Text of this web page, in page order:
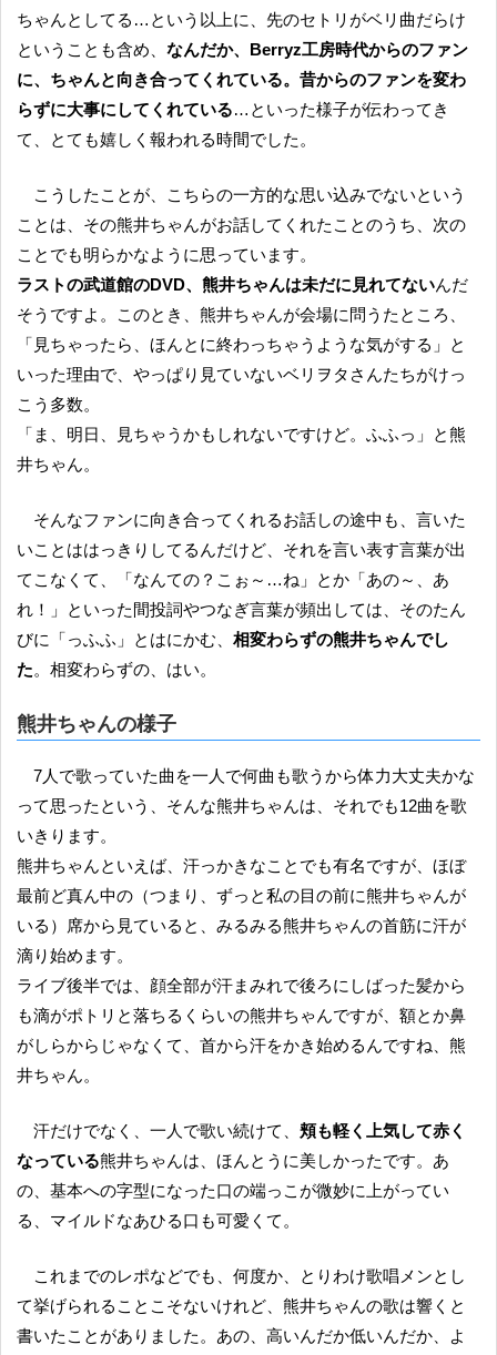
ちゃんとしてる…という以上に、先のセトリがベリ曲だらけ
ということも含め、 なんだか、Berryz工房時代からのファン
に、ちゃんと向き合ってくれている。昔からのファンを変わ
らずに大事にしてくれている…といった様子が伝わってき
て、とても嬉しく報われる時間でした。
こうしたことが、こちらの一方的な思い込みでないという
ことは、その熊井ちゃんがお話してくれたことのうち、次の
ことでも明らかなように思っています。
ラストの武道館のDVD、熊井ちゃんは未だに見れてないんだ
そうですよ。このとき、熊井ちゃんが会場に問うたところ、
「見ちゃったら、ほんとに終わっちゃうような気がする」と
いった理由で、やっぱり見ていないベリヲタさんたちがけっ
こう多数。
「ま、明日、見ちゃうかもしれないですけど。ふふっ」と熊
井ちゃん。
そんなファンに向き合ってくれるお話しの途中も、言いた
いことははっきりしてるんだけど、それを言い表す言葉が出
てこなくて、「なんての？こぉ～…ね」とか「あの～、あ
れ！」といった間投詞やつなぎ言葉が頻出しては、そのたん
びに「っふふ」とはにかむ、 相変わらずの熊井ちゃんでし
た。相変わらずの、はい。
熊井ちゃんの様子
7人で歌っていた曲を一人で何曲も歌うから体力大丈夫かな
って思ったという、そんな熊井ちゃんは、それでも12曲を歌
いきります。
熊井ちゃんといえば、汗っかきなことでも有名ですが、ほぼ
最前ど真ん中の（つまり、ずっと私の目の前に熊井ちゃんが
いる）席から見ていると、みるみる熊井ちゃんの首筋に汗が
滴り始めます。
ライブ後半では、顔全部が汗まみれで後ろにしばった髪から
も滴がポトリと落ちるくらいの熊井ちゃんですが、額とか鼻
がしらからじゃなくて、首から汗をかき始めるんですね、熊
井ちゃん。
汗だけでなく、一人で歌い続けて、頬も軽く上気して赤く
なっている熊井ちゃんは、ほんとうに美しかったです。あ
の、基本への字型になった口の端っこが微妙に上がってい
る、マイルドなあひる口も可愛くて。
これまでのレポなどでも、何度か、とりわけ歌唱メンとし
て挙げられることこそないけれど、熊井ちゃんの歌は響くと
書いたことがありました。あの、高いんだか低いんだか、よ